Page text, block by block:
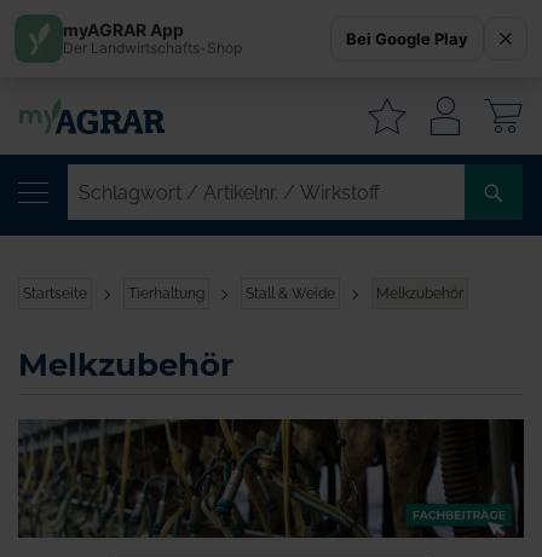
Startseite Tierhaltung Stall & Weide Melkzubehör
Melkzubehör
myAGRAR App
Der Landwirtschafts-Shop Bei Google Play